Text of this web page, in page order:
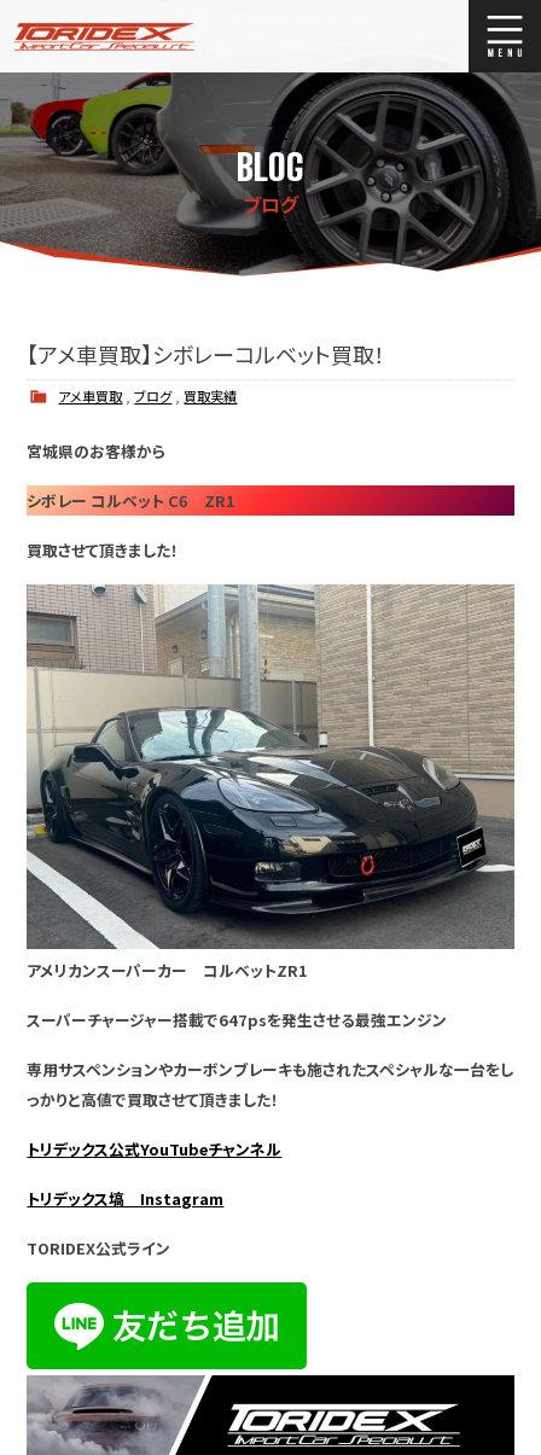
ブログ
Stock list
ストックリスト
買取
BLOG
ブログ
【アメ車買取】シボレーコルベット買取！
アメ車買取 ,ブログ, 買取実績
宮城県のお客様から
シボレー コルベット C6 ZR1
買取させて頂きました！
アメリカンスーパーカー コルベットZR1
スーパーチャージャー搭載で647psを発生させる最強エンジン
専用サスペンションやカーボンブレーキも施されたスペシャルな一台をし
っかりと高値で買取させて頂きました！
トリデックス公式YouTubeチャンネル
トリデックス塙 Instagram
TORIDEX公式ライン